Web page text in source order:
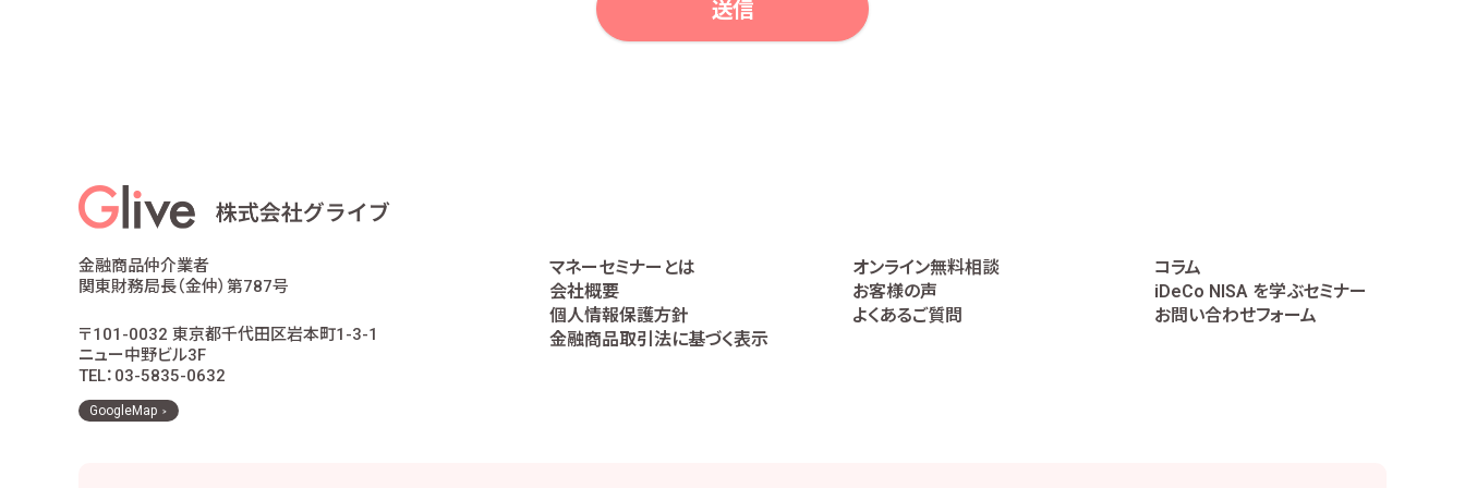
金融商品仲介業者
関東財務局長（金仲）第787号
〒101-0032 東京都千代田区岩本町1-3-1
ニュー中野ビル3F
TEL：03-5835-0632
GoogleMap
マネーセミナーとは オンライン無料相談
コラム
会社概要
お客様の声
iDeCo NISA を学ぶセミナー
個人情報保護方針
よくあるご質問
お問い合わせフォーム
金融商品取引法に基づく表示